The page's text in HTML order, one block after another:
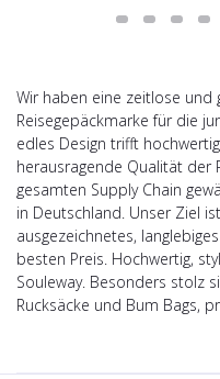
Wir haben eine zeitlose und
Reisegepäckmarke für die
edles Design trifft
herausragende Qualität
gesamten Supply Chain
in Deutschland. Unser Ziel
ausgezeichnetes,
besten Preis. Hochwertig,
Souleway. Besonders stolz
Rucksäcke und Bum Bags,